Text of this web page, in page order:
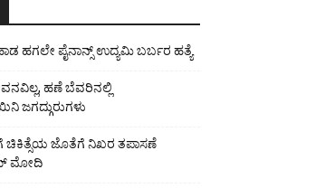
ಹಗಲೇ ಪೈನಾನ್ಸ್ ಉದ್ಯಮಿ ಬರ್ಬರ ಹತ್ಯೆ
ಹಣೆ ಬೆವರಿನಲ್ಲಿ
ಜಗದ್ಗುರುಗಳು
ಚಿಕಿತ್ಸೆಯ ಜೊತೆಗೆ ನಿಖರ ತಪಾಸಣೆ
ಮೋದಿ